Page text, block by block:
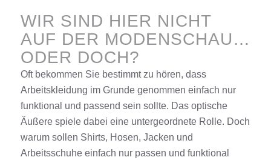
WIR SIND HIER NICHT
AUF DER MODENSCHAU…
ODER DOCH?
Oft bekommen Sie bestimmt zu hören, dass
Arbeitskleidung im Grunde genommen einfach nur
funktional und passend sein sollte. Das optische
Äußere spiele dabei eine untergeordnete Rolle. Doch
warum sollen Shirts, Hosen, Jacken und
Arbeitsschuheeinfach nur passen und funktional